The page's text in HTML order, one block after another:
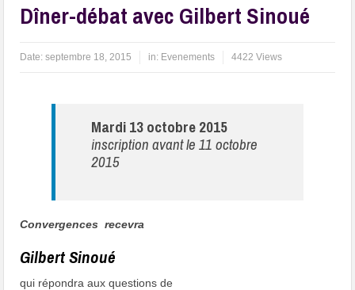
Dîner-débat avec Gilbert Sinoué
Date:septembre 18, 2015 in: Evenements 4422 Views
Mardi 13 octobre 2015
inscription avant le 11 octobre
2015
Convergences recevra
Gilbert Sinoué
qui répondra aux questions de